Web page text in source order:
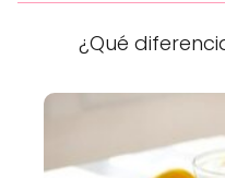
¿Qué